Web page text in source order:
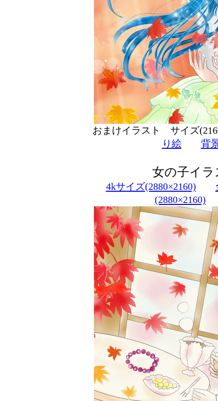
おまけイラスト サイズ
り絵
背
女の子イ
4kサイズ(2880×2160)
(2880×2160)